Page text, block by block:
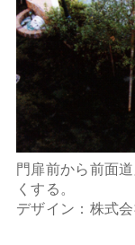
門扉前から前面
くする。
デザイン：株式